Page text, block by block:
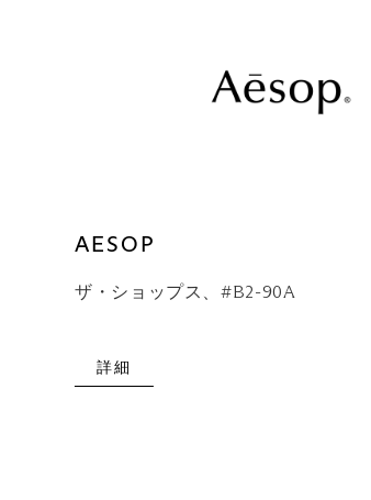
AESOP
ザ・ショップス、#B2-90A
詳細